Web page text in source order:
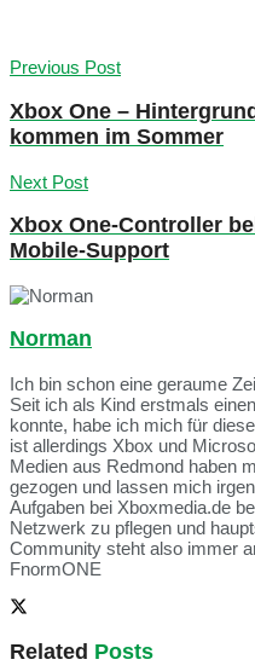
Previous Post
Xbox One –
kommen im Sommer
Next Post
Xbox One-Controller
Mobile-Support
Norman
Ich bin schon eine geraume
Seit ich als Kind erstmals
konnte, habe ich mich für
ist allerdings Xbox und
Medien aus Redmond haben
gezogen und lassen mich
Aufgaben bei Xboxmedia.de
Netzwerk zu pflegen und
Community steht also immer
FnormONE
Related Posts